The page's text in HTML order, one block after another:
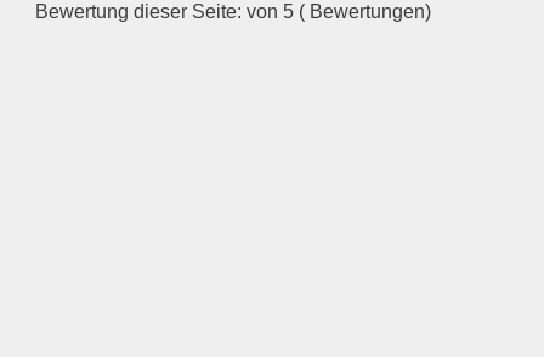
Bewertung dieser Seite: von 5 ( Bewertungen)